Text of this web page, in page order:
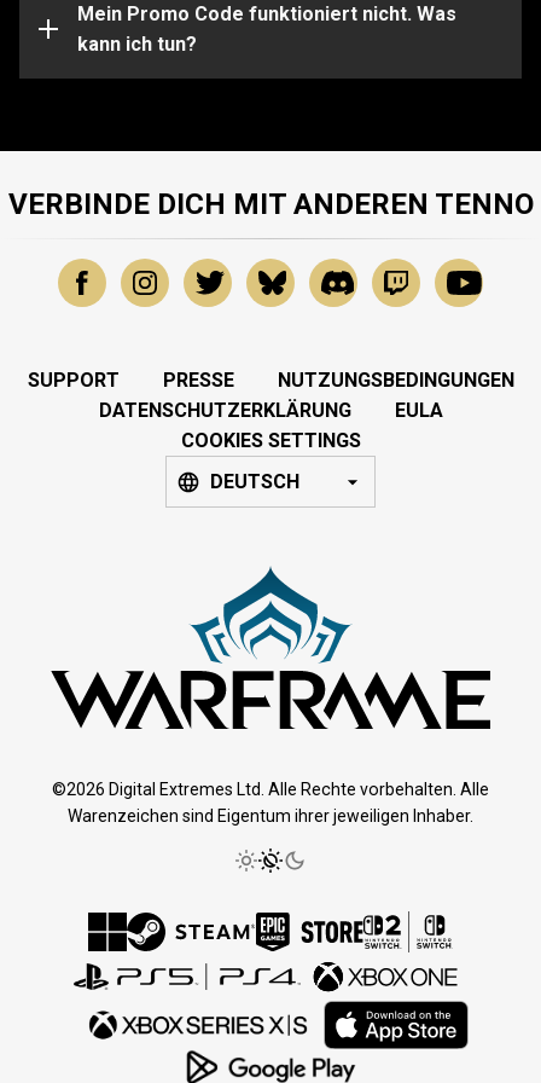
Mein Promo Code funktioniert nicht. Was
kann ich tun?
Unterstützung bei bestimmten Problemen sende bitte
eine Anfrage an unser
VERBINDE DICH MIT ANDEREN TENNO
SUPPORT PRESSE
NUTZUNGSBEDINGUNGEN
DATENSCHUTZERKLÄRUNG
EULA
COOKIES SETTINGS
DEUTSCH
©2026 Digital Extremes Ltd. Alle Rechte vorbehalten. Alle
Warenzeichen sind Eigentum ihrer jeweiligen Inhaber.